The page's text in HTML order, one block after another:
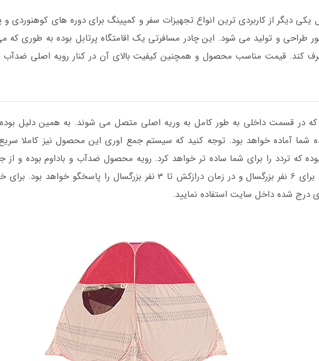
6 نفره اصل یکی دیگر از کاربردی ترین انواع تجهیزات سفر و کمپینگ برای دوره های
و تولید می شود. این چادر مسافرتی یک اقامتگاه پرتابل بوده به طوری که
کند. قیمت مناسب محصول و همچنین کیفیت بالای آن در کنار رویه اصلی
در قسمت داخلی به طور کامل به وریه اصلی متصل می شوند. به همین دلیل
آماده خواهد بود. توجه کنید که سیستم جمع اوری این محصول نیز کاملا
که تردد را برای شما ساده تر خواهد کرد. رویه محصول ضدآب و باداوم بوده و
می توانید به
درج شده داخل سایت استفاده نمایید.